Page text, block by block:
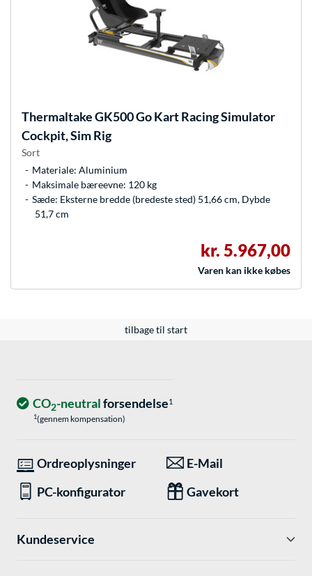
ThermaltakeGK500 Go Kart Racing Simulator
Cockpit, Sim Rig
Sort
Materiale: Aluminium
Maksimale bæreevne: 120 kg
Sæde: Eksterne bredde (bredeste sted) 51,66 cm, Dybde
51,7 cm
kr. 5.967,00
Varen kan ikke købes
tilbage til start
CO2-neutralforsendelse1
1(gennem kompensation)
Ordreoplysninger
E-Mail
PC-konfigurator
Gavekort
Kundeservice